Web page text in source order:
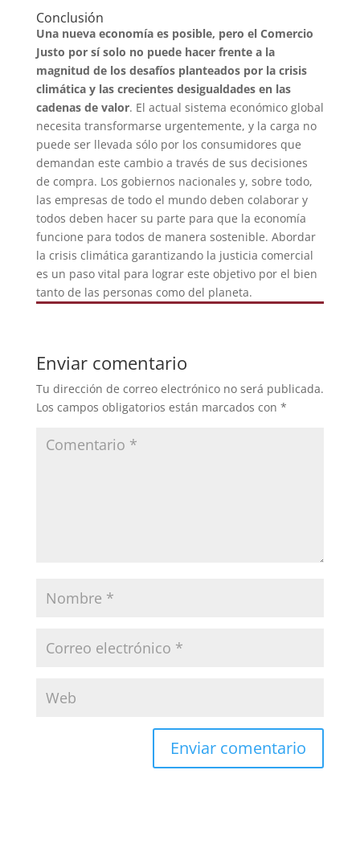
Conclusión
Una nueva economía es posible, pero el Comercio
Justo por sí solo no puede hacer frente a la
magnitud de los desafíos planteados por la crisis
climática y las crecientes desigualdades en las
cadenas de valor. El actual sistema económico global
necesita transformarse urgentemente, y la carga no
puede ser llevada sólo por los consumidores que
demandan este cambio a través de sus decisiones
de compra. Los gobiernos nacionales y, sobre todo,
las empresas de todo el mundo deben colaborar y
todos deben hacer su parte para que la economía
funcione para todos de manera sostenible. Abordar
la crisis climática garantizando la justicia comercial
es un paso vital para lograr este objetivo por el bien
tanto de las personas como del planeta.
Enviar comentario
Tu dirección de correo electrónico no será publicada.
Los campos obligatorios están marcados con *